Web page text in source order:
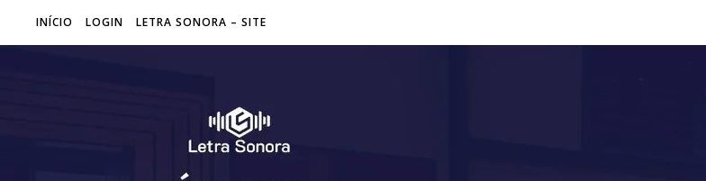
INÍCIO LOGIN LETRA SONORA – SITE